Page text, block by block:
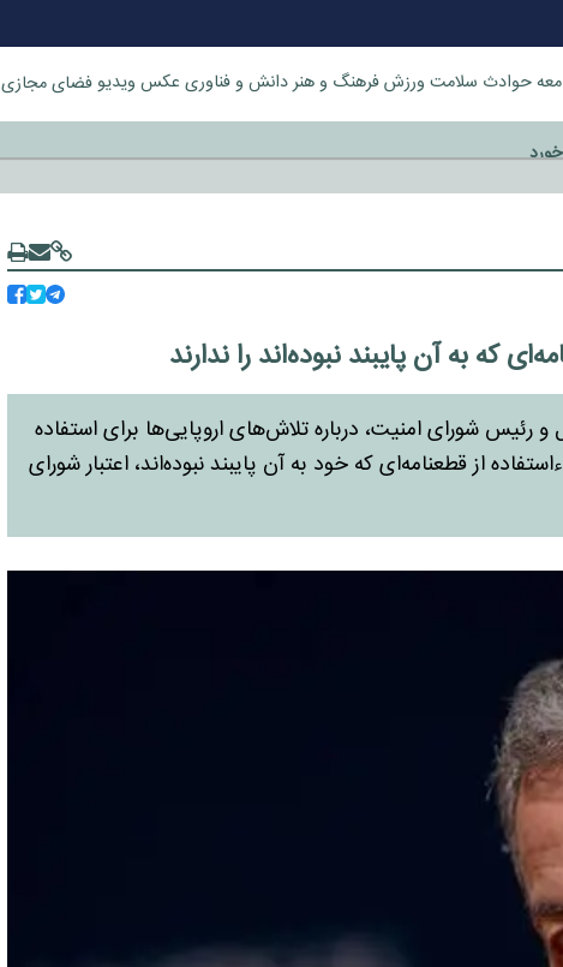
حوادث سلامت ورزشفرهنگ و هنردانش و فناوری عکس ویدیوفضای مجازی
رئیس شورای امنیت، درباره تلاش‌های اروپایی‌ها برای استفاده
از قطعنامه‌ای که خود به آن پایبند نبوده‌اند، اعتبار شورای